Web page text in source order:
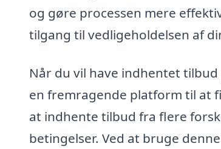
og gøre processen mere
tilgang til vedligeholdelsen af
Når du vil have indhentet
en fremragende platform til at
at indhente tilbud fra flere
betingelser. Ved at bruge